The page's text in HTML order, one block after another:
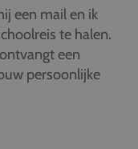
een mail en ik
te halen.
een
persoonlijke